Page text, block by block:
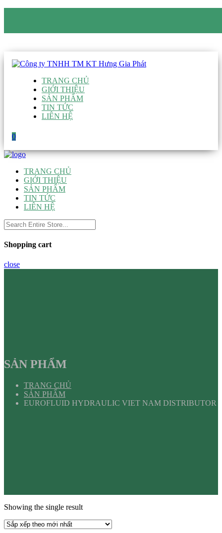
TRANG CHỦ
GIỚI THIỆU
SẢN PHẨM
TIN TỨC
LIÊN HỆ
0
TRANG CHỦ
GIỚI THIỆU
SẢN PHẨM
TIN TỨC
LIÊN HỆ
Shopping cart
close
SẢN PHẨM
TRANG CHỦ
SẢN PHẨM
EUROFLUID HYDRAULIC VIET NAM DISTRIBUTOR
Showing the single result